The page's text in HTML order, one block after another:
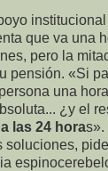
que va una
pero la
pensión. «Si
una
¿y el
las 24 horas».